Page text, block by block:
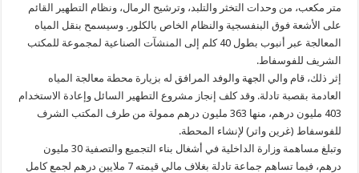
متر مكعب، من وحدات التخثر والتلبد، وترشيح الرمال، ونظام التطهير القائم
على الأشعة فوق البنفسجية والنظام الخاص بالكلور. وسيسمح بنقل المياه
المعالجة عبر أنبوب بطول 40 كلم إلى المنشآت الصناعية لمجموعة للمكتب
الشريف للفوسفاط.
إثر ذلك، قام والي الجهة والوفد المرافق له بزيارة محطة معالجة المياه
العادمة بقصبة تادلة. وقد كلف إنجاز مشروع التطهير السائل وإعادة الاستخدام
403 مليون درهم، منها 363 مليون درهم ممولة من طرف المكتب الشرف
للفوسفاط (غرين واتر) لإنشاء المحطة.
وتبلغ مساهمة وزارة الداخلية في أشغال بناء التجميع والتصفية 30 مليون
درهم، فيما تساهم جماعة تادلة بغلاف مالي قيمته 7 ملايين درهم لجمع كامل